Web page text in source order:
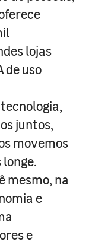
lojas
de uso
juntos,
movemos
mesmo, na
e
e